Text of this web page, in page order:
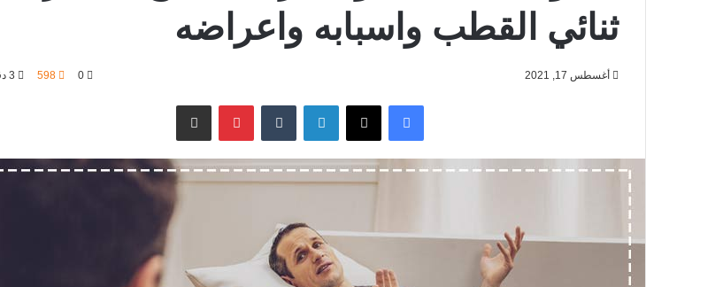
ثنائي القطب واسبابه واعراضه
أغسطس 17, 2021 0
598
فيسبوك ‫X لينكدإن بينتيريست